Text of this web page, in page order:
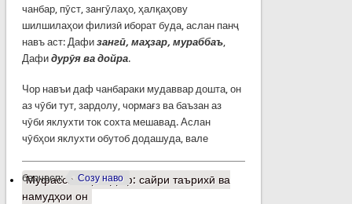
чанбар, пӯст, зангӯлаҳо, ҳалқаҳову
шилшилаҳои филизӣ иборат буда, аслан панҷ
навъ аст: Дафи зангӣ, маҳзар, мураббаъ,
Дафи дурӯя ва дойра.
Чор навъи даф чанбараки мудаввар дошта, он
аз чӯби тут, зардолу, чормағз ва баъзан аз
чӯби яклухти ток сохта мешавад. Аслан
чӯбҳои яклухти обутоб додашуда, вале
барчасп: Созу наво
Муфассалтаро Даф: сайри таърихӣ ва
намудҳои он